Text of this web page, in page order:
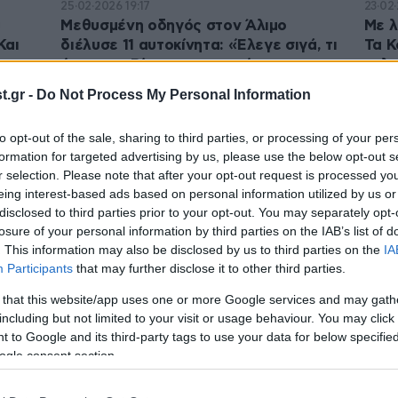
- Do Not Process My Personal Information
opt-out of the sale, sharing to third parties, or processing of your
for targeted advertising by us, please use the below opt-out
selection. Please note that after your opt-out request is processed
interest-based ads based on personal information utilized by us
to third parties prior to your opt-out. You may separately
of your personal information by third parties on the IAB’s list of
This information may also be disclosed by us to third parties on the
Participants that may further disclose it to other third parties.
that this website/app uses one or more Google services and may
but not limited to your visit or usage behaviour. You may
to Google and its third-party tags to use your data for below
consent section.
|
25·02·2026 19:17
Μεθυσμένη οδηγός στον Άλιμο
διέλυσε 11 αυτοκίνητα: «Έλεγε σιγά, τι
έκανα» – Βίντεο ντοκουμέντο
Με
Τα
24·12·2025 05:47
Τροχαίο στον Άλιμο: ΙΧ προσέκρουσε
σε κατάστημα – Μία γυναίκα